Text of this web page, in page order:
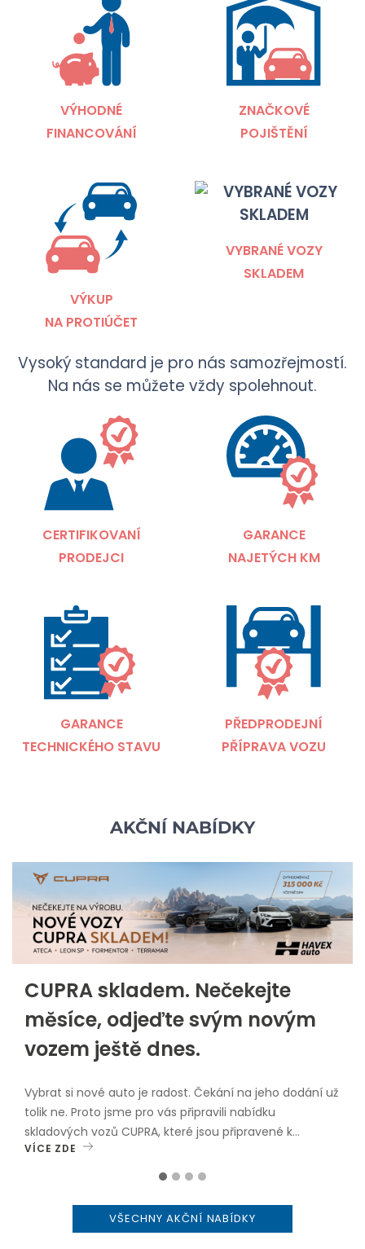
VÝHODNÉ
FINANCOVÁNÍ
ZNAČKOVÉ
POJIŠTĚNÍ
VÝKUP
NA PROTIÚČET
VYBRANÉ VOZY
SKLADEM
Vysoký standard je pro nás samozřejmostí.
Na nás se můžete vždy spolehnout.
CERTIFIKOVANÍ
PRODEJCI
GARANCE
NAJETÝCH KM
GARANCE
TECHNICKÉHO STAVU
PŘEDPRODEJNÍ
PŘÍPRAVA VOZU
AKČNÍ NABÍDKY
CUPRA skladem. Nečekejte
měsíce, odjeďte svým novým
vozem ještě dnes.
Vybrat si nové auto je radost. Čekání na jeho dodání už
tolik ne. Proto jsme pro vás připravili nabídku
skladových vozů CUPRA, které jsou připravené k
okamžitému odběru.V nabídce najdete oblíbené
nyní navíc pořídíte se zvýhodněním až 315 000 Kč
včetně DPH.Proč zvolit vůz skladem? okamžitý odběr
VÍCE ZDE
VŠECHNY AKČNÍ NABÍDKY